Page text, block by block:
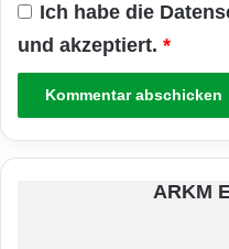
Ich habe die
und akzeptiert. *
ARKM